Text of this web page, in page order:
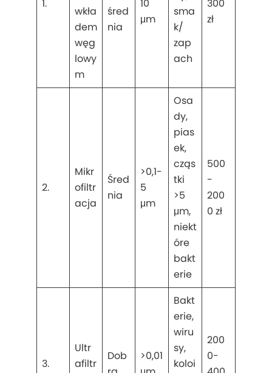
1.
wkła
dem
węg
lowy
m
śred
nia
10
μm
sma
k/
zap
ach
300
zł
2.
Mikr
ofiltr
acja
Śred
nia
>0,1-
5
μm
Osa
dy,
pias
ek,
cząs
tki
>5
μm,
niekt
óre
bakt
erie
500
-
200
0 zł
3.
Ultr
afiltr
Dob
>0,01
Bakt
erie,
wiru
sy,
koloi
200
0-